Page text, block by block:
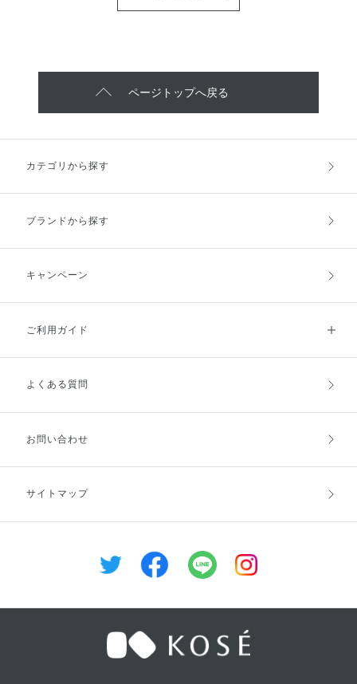
んとした肌に洗い上げてくれま
んだハーブの深い香りが、お手入
一度お試しください🌟
用感で、肌がツヤツヤにしあがり
ます。 化粧下地としても使用で
きて、洗顔料やボディソープで落
とせるのも嬉しいポイントですね
ページトップへ戻る
カテゴリから探す
ブランドから探す
キャンペーン
ご利用ガイド
ご利用ガイドトップ
お支払方法
キャンセル・返品・交換
よくある質問
お問い合わせ
サイトマップ